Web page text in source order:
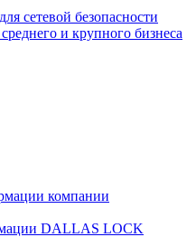
сетевой безопасности
и крупного бизнеса
компании
DALLAS LOCK